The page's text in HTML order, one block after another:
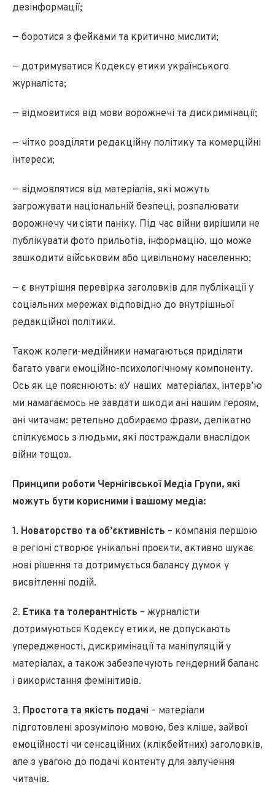
дезінформації;
— боротися з фейками та критично мислити;
— дотримуватися Кодексу етики українського
журналіста;
— відмовитися від мови ворожнечі та дискримінації;
— чітко розділяти редакційну політику та комерційні
інтереси;
— відмовлятися від матеріалів, які можуть
загрожувати національній безпеці, розпалювати
ворожнечу чи сіяти паніку. Під час війни вирішили не
публікувати фото прильотів, інформацію, що може
зашкодити військовим або цивільному населенню;
— є внутрішня перевірка заголовків для публікації у
соціальних мережах відповідно до внутрішньої
редакційної політики.
Також колеги-медійники намагаються приділяти
багато уваги емоційно-психологічному компоненту.
Ось як це пояснюють: «У наших матеріалах, інтерв’ю
ми намагаємось не завдати шкоди ані нашим героям,
ані читачам: ретельно добираємо фрази, делікатно
спілкуємось з людьми, які постраждали внаслідок
війни тощо».
Принципи роботи Чернігівської Медіа Групи, які
можуть бути корисними і вашому медіа:
1. Новаторство та об’єктивність – компанія першою
в регіоні створює унікальні проєкти, активно шукає
нові рішення та дотримується балансу думок у
висвітленні подій.
2. Етика та толерантність – журналісти
дотримуються Кодексу етики, не допускають
упередженості, дискримінації та маніпуляцій у
матеріалах, а також забезпечують гендерний баланс
і використання фемінітивів.
3. Простота та якість подачі – матеріали
підготовлені зрозумілою мовою, без кліше, зайвої
емоційності чи сенсаційних (клікбейтних) заголовків,
але з увагою до подачі контенту для залучення
читачів.